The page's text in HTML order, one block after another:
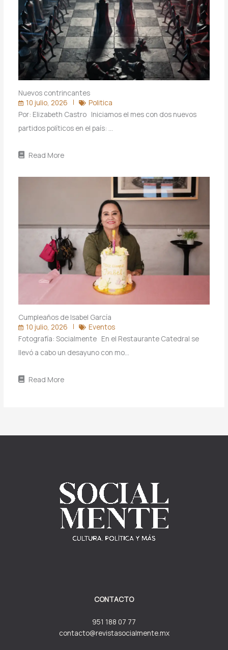
Nuevos contrincantes
10 julio, 2026
Politica
Por: Elizabeth Castro Iniciamos el mes con dos nuevos
partidos políticos en el país: …
Read More
Cumpleaños de Isabel García
10 julio, 2026
Eventos
Fotografía: Socialmente En el Restaurante Catedral se
llevó a cabo un desayuno con mo…
Read More
CONTACTO
951 188 07 77
contacto@revistasocialmente.mx